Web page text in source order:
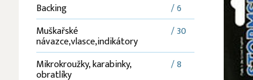
Backing
/ 6
Muškařské
návazce,vlasce,indikátory
/ 30
Mikrokroužky, karabinky,
obratlíky
/ 8